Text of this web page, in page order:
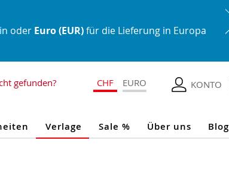
oder Euro (EUR)für die Lieferung in Europa
KONTO
gefunden? CHF EURO
Verlage Sale % Über uns Blog